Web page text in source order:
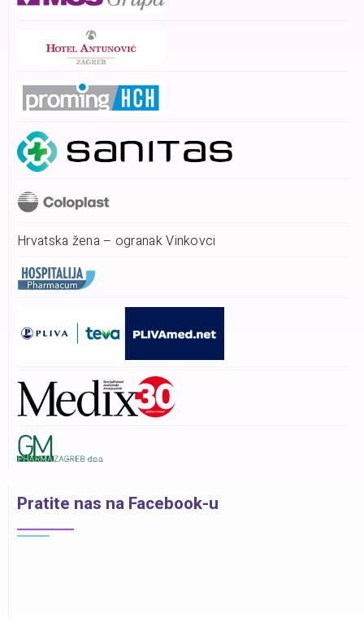
Hrvatska žena – ogranak Vinkovci
Pratite nas na Facebook-u